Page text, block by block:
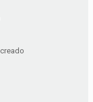
creado